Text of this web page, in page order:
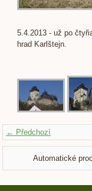
5.4.2013 - už po
hrad Karlštejn.
← Předchozí
Automatické